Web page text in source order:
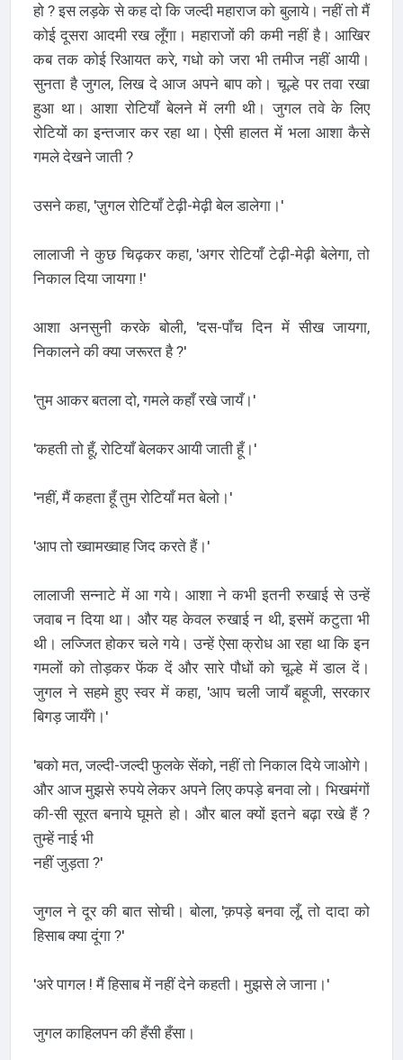
हो ? इस लड़के से कह दो कि जल्दी महाराज को बुलाये। नहीं तो मैं
कोई दूसरा आदमी रख लूँगा। महाराजों की कमी नहीं है। आखिर
कब तक कोई रिआयत करे, गधो को जरा भी तमीज नहीं आयी।
सुनता है जुगल, लिख दे आज अपने बाप को। चूल्हे पर तवा रखा
हुआ था। आशा रोटियाँ बेलने में लगी थी। जुगल तवे के लिए
रोटियों का इन्तजार कर रहा था। ऐसी हालत में भला आशा कैसे
गमले देखने जाती ?
उसने कहा, 'ज़ुगल रोटियाँ टेढ़ी-मेढ़ी बेल डालेगा।'
लालाजी ने कुछ चिढ़कर कहा, 'अगर रोटियाँ टेढ़ी-मेढ़ी बेलेगा, तो
निकाल दिया जायगा !'
आशा अनसुनी करके बोली, 'दस-पाँच दिन में सीख जायगा,
निकालने की क्या जरूरत है ?'
'तुम आकर बतला दो, गमले कहाँ रखे जायँ।'
'कहती तो हूँ, रोटियाँ बेलकर आयी जाती हूँ।'
'नहीं, मैं कहता हूँ तुम रोटियाँ मत बेलो।'
'आप तो ख्वामख्वाह जिद करते हैं।'
लालाजी सन्नाटे में आ गये। आशा ने कभी इतनी रुखाई से उन्हें
जवाब न दिया था। और यह केवल रुखाई न थी, इसमें कटुता भी
थी। लज्जित होकर चले गये। उन्हें ऐसा क्रोध आ रहा था कि इन
गमलों को तोड़कर फेंक दें और सारे पौधों को चूल्हे में डाल दें।
जुगल ने सहमे हुए स्वर में कहा, 'आप चली जायँ बहूजी, सरकार
बिगड़ जायँगे।'
'बको मत, जल्दी-जल्दी फुलके सेंको, नहीं तो निकाल दिये जाओगे।
और आज मुझसे रुपये लेकर अपने लिए कपड़े बनवा लो। भिखमंगों
की-सी सूरत बनाये घूमते हो। और बाल क्यों इतने बढ़ा रखे हैं ?
तुम्हें नाई भी
नहीं जुड़ता ?'
जुगल ने दूर की बात सोची। बोला, 'क़पड़े बनवा लूँ, तो दादा को
हिसाब क्या दूंगा ?'
'अरे पागल ! मैं हिसाब में नहीं देने कहती। मुझसे ले जाना।'
जुगल काहिलपन की हँसी हँसा।